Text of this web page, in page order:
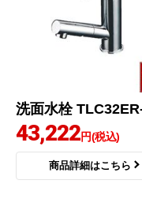
洗面水栓
43,222円(税込)
商品詳細はこちら